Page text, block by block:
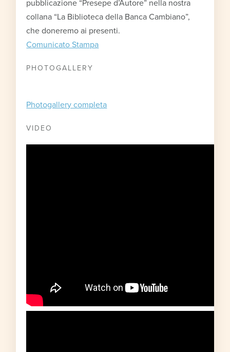
pubblicazione “Presepe d’Autore” nella nostra
collana “La Biblioteca della Banca Cambiano”,
che doneremo ai presenti.
Comunicato Stampa
PHOTOGALLERY
Photogallery completa
VIDEO